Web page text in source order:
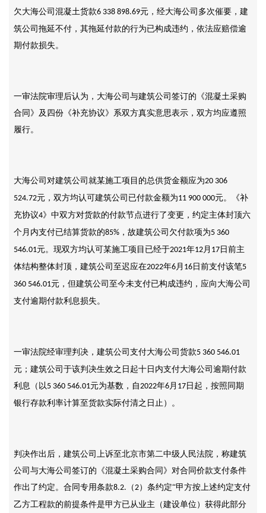
欠大海公司混凝土货款6 338 898.69元，经大海公司多次催要，建
筑公司拖延不付，其拖延付款的行为已构成违约，依法应赔偿逾
期付款损失。
一审法院审理后认为，大海公司与建筑公司签订的《混凝土采购
合同》及四份《补充协议》系双方真实意思表示，双方均应遵照
履行。
大海公司对建筑公司就某施工项目的总供货金额应为20 306
524.72元，双方均认可建筑公司已付款金额为11 900 000元。《补
充协议4》中双方对货款的付款节点进行了变更，约定主体封顶六
个月内支付已结算货款的85% ，故建筑公司欠付款项为5 360
546.01元。现双方均认可某施工项目已经于2021年12 月 17日前主
体结构整体封顶，建筑公司至迟应在2022年6 月 16日前支付该笔5
360 546.01元，但建筑公司至今未支付已构成违约，应向大海公司
支付逾期付款利息损失。
一审法院经审理判决，建筑公司支付大海公司货款5 360 546.01
元；建筑公司于该判决生效之日起十日内支付大海公司逾期付款
利息（以 5 360 546.01元为基数，自2022年6 月 17日起，按照同期
银行存款利率计算至货款实际付清之日止）。
判决作出后，建筑公司上诉至北京市第二中级人民法院，称建筑
公司与大海公司签订的《混凝土采购合同》对合同价款支付条件
作出了约定。合同专用条款8.2. （2）条约定“甲方按上述约定支付
乙方工程款的前提条件是甲方已从业主（建设单位）获得此部分